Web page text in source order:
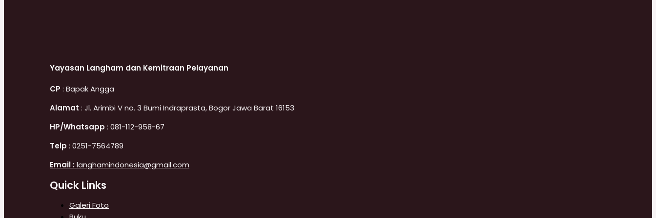
Yayasan Langham dan Kemitraan Pelayanan
CP : Bapak Angga
Alamat : Jl. Arimbi V no. 3 Bumi Indraprasta, Bogor Jawa Barat 16153
HP/Whatsapp : 081-112-958-67
Telp : 0251-7564789
Email : langhamindonesia@gmail.com
Quick Links
Galeri Foto